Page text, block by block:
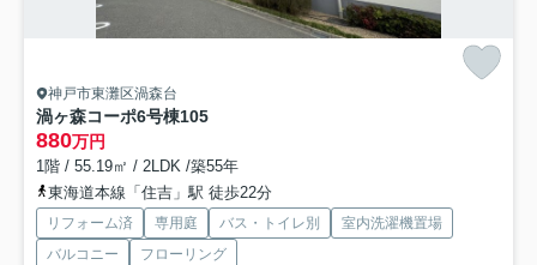
神戸市東灘区渦森台
渦ヶ森コーポ6号棟105
880万円
1階 / 55.19㎡ / 2LDK /築55年
東海道本線「住吉」駅 徒歩22分
リフォーム済 専用庭 バス・トイレ別
室内洗濯機置場
バルコニー
フローリング